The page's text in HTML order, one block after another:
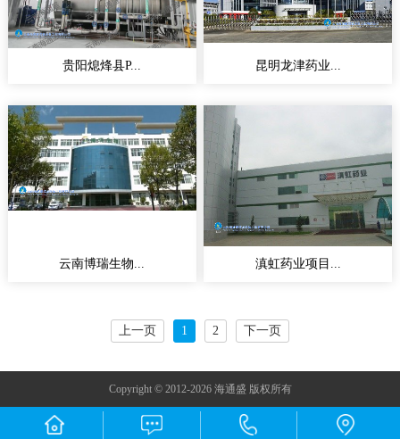
贵阳熄烽县P... 昆明龙津药业...
云南博瑞生物... 滇虹药业项目...
上一页 1 2 下一页
Copyright © 2012-2026 海通盛 版权所有